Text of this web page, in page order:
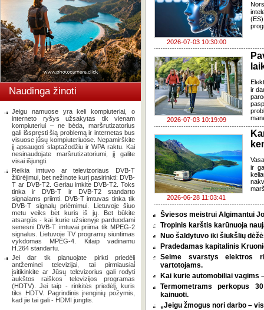
Naudinga žinoti
Jeigu namuose yra keli kompiuteriai, o
interneto ryšys užsakytas tik vienam
kompiuteriui – ne bėda, maršrutizatorius
gali išspręsti šią problemą ir internetas bus
visuose jūsų kompiuteriuose. Nepamirškite
jį apsaugoti slaptažodžiu ir WPA raktu. Kai
nesinaudojate maršrutizatoriumi, jį galite
visai išjungti.
Reikia imtuvo ar televizoriaus DVB-T
žiūrėjimui, bet nežinote kurį pasirinkti: DVB-
T ar DVB-T2. Geriau imkite DVB-T2. Toks
tinka ir DVB-T ir DVB-T2 standarto
signalams priimti. DVB-T imtuvas tinka tik
DVB-T signalų priėmimui. Lietuvoje šiuo
metu veiks bet kuris iš jų. Bet būkite
atsargūs - kai kurie užsienyje parduodami
senesni DVB-T imtuvai priima tik MPEG-2
signalus. Lietuvoje TV programų siuntimas
vykdomas MPEG-4. Kitaip vadinamu
H.264 standartu.
Jei dar tik planuojate pirkti priedėlį
antžeminei televizijai, tai pirmiausiai
įsitikinkite ar Jūsų televizorius gali rodyti
aukštos raiškos televizijos programas
(HDTV). Jei taip - rinkitės priedėlį, kuris
tiks HDTV. Pagrindinis įrenginių požymis,
kad jie tai gali - HDMI jungtis.
2026-07-03 10:30:00
2026-07-03 10:19:09
ir
2026-06-28 11:03:41
ir
Šviesos meistrui Algimantui
Tropinis karštis karūnuoja
Nuo šaldytuvo iki šiukšlių
Pradedamas kapitalinis
Seime svarstys elektros
vartotojams.
Kai kurie automobiliai vagims
Termometrams perkopus
kainuoti.
„Jeigu žmogus nori darbo –